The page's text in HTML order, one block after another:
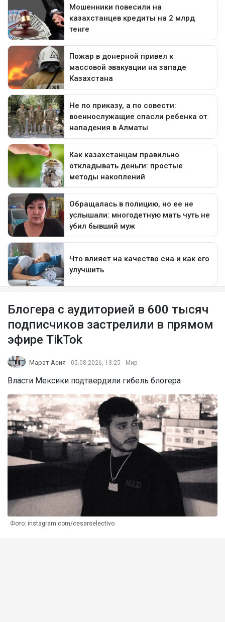
Блогера с аудиторией в 600 тысяч
подписчиков застрелили в прямом
эфире TikTok
Марат Асия 05.08.2026, 13:25 Мир
Власти Мексики подтвердили гибель блогера
Фото: instagram.com/cesarselectivo